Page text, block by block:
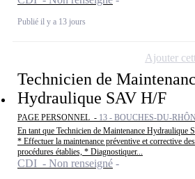
Publié il y a 13 jours
Technicien de
Hydraulique SAV H/F
PAGE PERSONNEL - 13 - BOUCHES-DU-
En tant que Technicien de Maintenance Hydraulique
* Effectuer la maintenance préventive et corrective
procédures établies, * Diagnostiquer...
CDI - Non renseigné
Ajouter